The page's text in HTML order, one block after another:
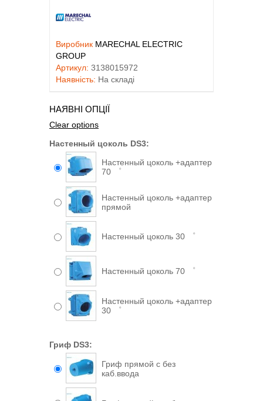
Виробник MARECHAL ELECTRIC
GROUP
Артикул: 3138015972
Наявність: На складі
НАЯВНІ ОПЦІЇ
Clear options
Настенный цоколь DS3:
Настенный цоколь +адаптер
70 ゜
Настенный цоколь +адаптер
прямой
Настенный цоколь 30 ゜
Настенный цоколь 70 ゜
Настенный цоколь +адаптер
30 ゜
Гриф DS3:
Гриф прямой с без
каб.ввода